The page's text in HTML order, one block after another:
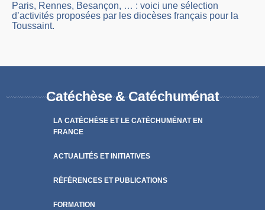
Paris, Rennes, Besançon, … : voici une sélection
d’activités proposées par les diocèses français pour la
Toussaint.
Catéchèse & Catéchuménat
LA CATÉCHÈSE ET LE CATÉCHUMÉNAT EN
FRANCE
ACTUALITÉS ET INITIATIVES
RÉFÉRENCES ET PUBLICATIONS
FORMATION